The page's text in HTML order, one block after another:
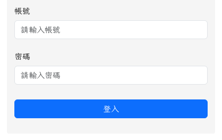
帳號
密碼
登入